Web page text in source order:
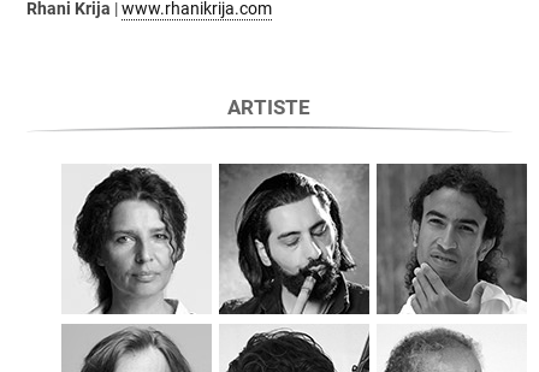
Rhani Krija |www.rhanikrija.com
ARTISTE